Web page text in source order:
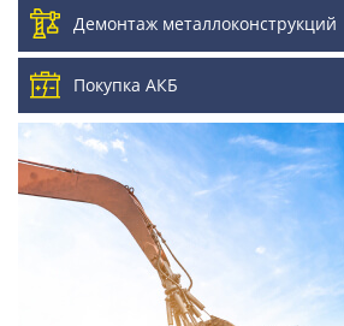
Демонтаж металлоконструкций
Покупка АКБ